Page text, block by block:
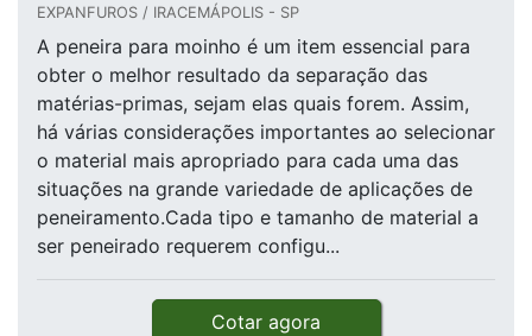
EXPANFUROS / IRACEMÁPOLIS - SP
A peneira para moinho é um item essencial para
obter o melhor resultado da separação das
matérias-primas, sejam elas quais forem. Assim,
há várias considerações importantes ao selecionar
o material mais apropriado para cada uma das
situações na grande variedade de aplicações de
peneiramento.Cada tipo e tamanho de material a
ser peneirado requerem configu...
Cotar agora